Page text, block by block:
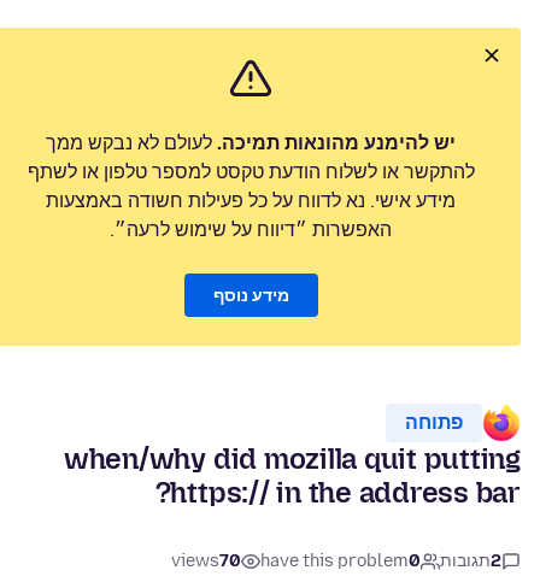
יש להימנע מהונאות תמיכה. לעולם לא נבקש ממך
להתקשר או לשלוח הודעת טקסט למספר טלפון או לשתף
מידע אישי. נא לדווח על כל פעילות חשודה באמצעות
האפשרות ״דיווח על שימוש לרעה״.
מידע נוסף
פתוחה
when/why did mozilla quit putting
https:// in the address bar?
2תגובות 0
have this problem
70
views